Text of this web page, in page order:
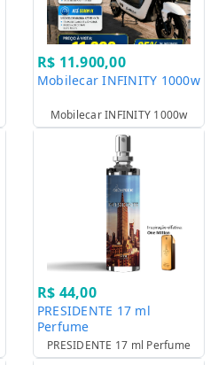
R$ 11.900,00
Mobilecar INFINITY 1000w
Mobilecar INFINITY 1000w
R$ 44,00
PRESIDENTE 17 ml
Perfume
PRESIDENTE 17 ml Perfume